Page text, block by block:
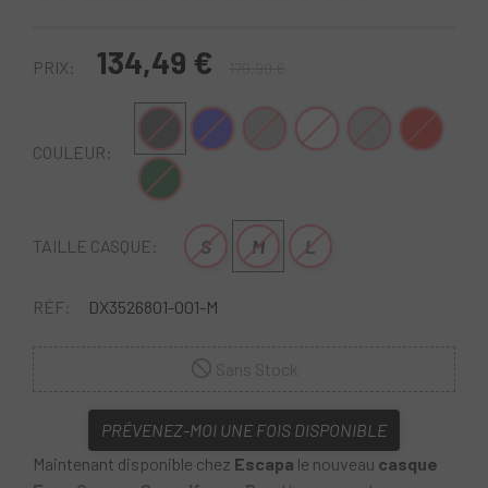
PRIX: 134,49 €
COULEUR:
Noir BleuGris pierreBlancGris-Vert
Vert-Noir
TAILLE CASQUE: S M L
RÉF: DX3526801-001-M
PRÉVENEZ-MOI UNE FOIS DISPONIBLE
Maintenant disponible chez Escapa le nouveau casque